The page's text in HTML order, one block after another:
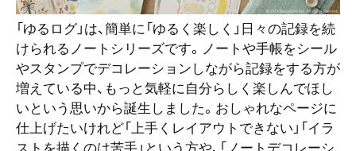
検索
「ゆるログ」は、簡単に「ゆるく楽しく」日々の記録を続
けられるノートシリーズです。ノートや手帳をシール
やスタンプでデコレーションしながら記録をする方が
増えている中、もっと気軽に自分らしく楽しんでほし
いという思いから誕生しました。おしゃれなページに
仕上げたいけれど「上手くレイアウトできない」「イラ